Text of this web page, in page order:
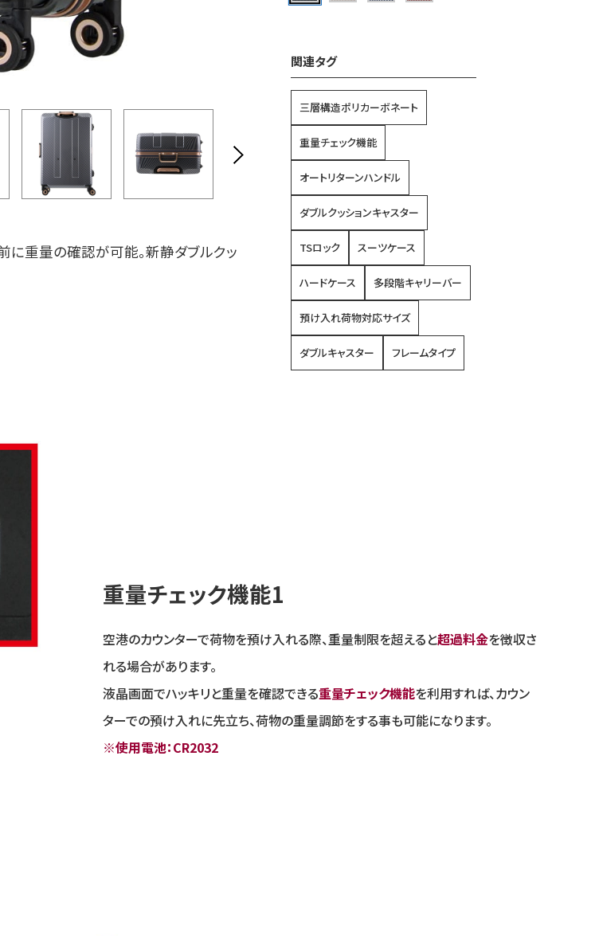
に重量の確認が可能。新静ダブルクッ
関連タグ
三層構造ポリカーボネート
重量チェック機能
オートリターンハンドル
ダブルクッションキャスター
TSロック スーツケース
ハードケース 多段階キャリーバー
預け入れ荷物対応サイズ
ダブルキャスター フレームタイプ
重量チェック機能1
空港のカウンターで荷物を預け入れる際、重量制限を超えると超過料金を徴収さ
れる場合があります。
液晶画面でハッキリと重量を確認できる重量チェック機能を利用すれば、カウン
ターでの預け入れに先立ち、荷物の重量調節をする事も可能になります。
※使用電池：CR2032